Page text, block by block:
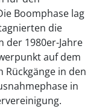
Boomphase lag
die
der 1980er-Jahre
auf dem
in den
in